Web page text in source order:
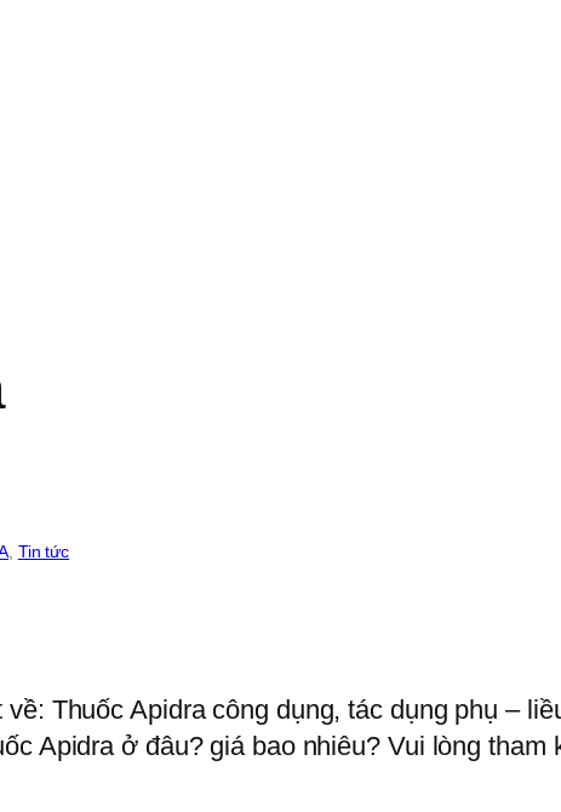
, Tin tức
Thuốc Apidra công dụng, tác dụng phụ –
Apidra ở đâu? giá bao nhiêu? Vui lòng